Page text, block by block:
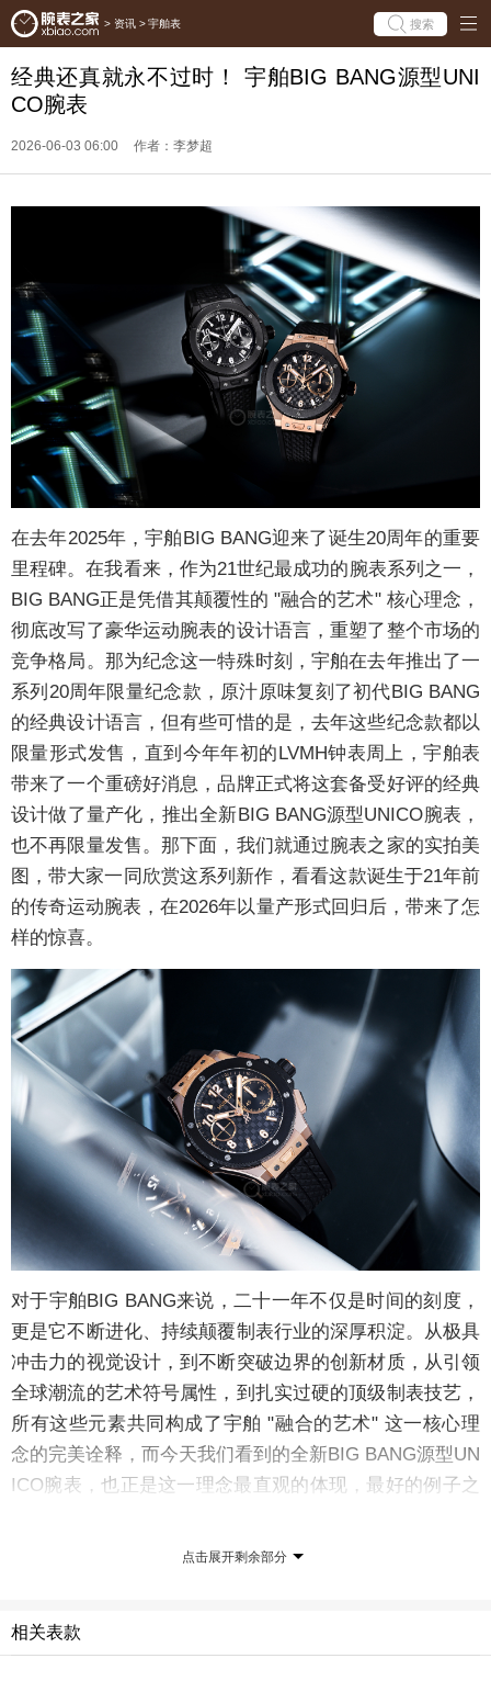
> 资讯 > 宇舶表 搜索
经典还真就永不过时！ 宇舶BIG BANG源型UNI
CO腕表
2026-06-03 06:00 作者：李梦超
在去年2025年，宇舶BIG BANG迎来了诞生20周年的重要
里程碑。在我看来，作为21世纪最成功的腕表系列之一，
BIG BANG正是凭借其颠覆性的 "融合的艺术" 核心理念，
彻底改写了豪华运动腕表的设计语言，重塑了整个市场的
竞争格局。那为纪念这一特殊时刻，宇舶在去年推出了一
系列20周年限量纪念款，原汁原味复刻了初代BIG BANG
的经典设计语言，但有些可惜的是，去年这些纪念款都以
限量形式发售，直到今年年初的LVMH钟表周上，宇舶表
带来了一个重磅好消息，品牌正式将这套备受好评的经典
设计做了量产化，推出全新BIG BANG源型UNICO腕表，
也不再限量发售。那下面，我们就通过腕表之家的实拍美
图，带大家一同欣赏这系列新作，看看这款诞生于21年前
的传奇运动腕表，在2026年以量产形式回归后，带来了怎
样的惊喜。
对于宇舶BIG BANG来说，二十一年不仅是时间的刻度，
更是它不断进化、持续颠覆制表行业的深厚积淀。从极具
冲击力的视觉设计，到不断突破边界的创新材质，从引领
全球潮流的艺术符号属性，到扎实过硬的顶级制表技艺，
所有这些元素共同构成了宇舶 "融合的艺术" 这一核心理
念的完美诠释，而今天我们看到的全新BIG BANG源型UN
ICO腕表，也正是这一理念最直观的体现，最好的例子之
点击展开剩余部分
相关表款